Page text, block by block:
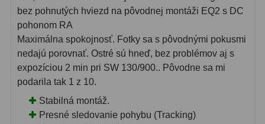
Lovecké a turistické
Námořní11
Sportovní54
Divadelní2
bez pohnutých hviezd na pôvodnej montáži EQ2 s DC
pohonom RA
Maximálna spokojnosť. Fotky sa s pôvodnými pokusmi
nedajú porovnať. Ostré sú hneď, bez problémov aj s
expozíciou 2 min pri SW 130/900.. Pôvodne sa mi
podarila tak 1 z 10.
Stabilná montáž.
Presné sledovanie pohybu (Tracking)